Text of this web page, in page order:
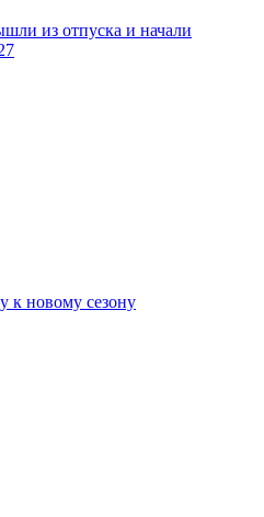
из отпуска и начали
к новому сезону